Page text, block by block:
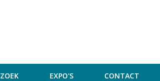
ZOEK EXPO'S CONTACT